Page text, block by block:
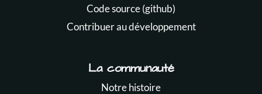
Code source (github)
Contribuer au développement
La communauté
Notre histoire